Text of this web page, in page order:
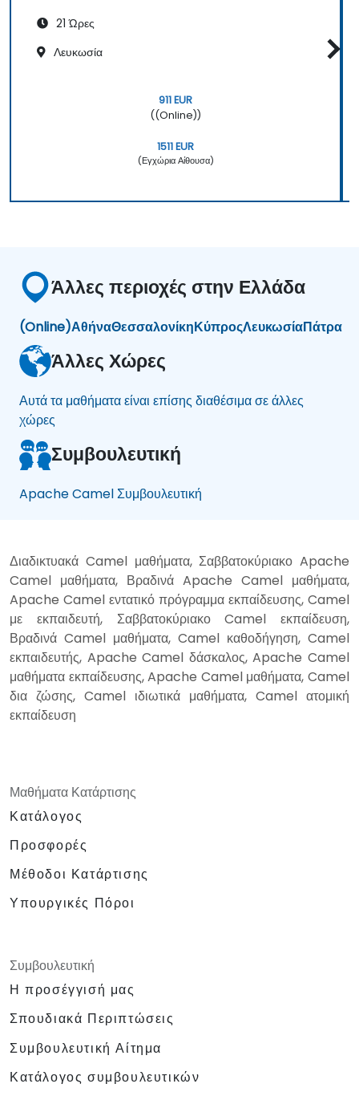
21 Ώρες
Λευκωσία
911 EUR
((Online))
1511 EUR
(Εγχώρια Αίθουσα)
Άλλες περιοχές στην Ελλάδα
(Online)ΑθήναΘεσσαλονίκηΚύπροςΛευκωσίαΠάτρα
Άλλες Χώρες
Αυτά τα μαθήματα είναι επίσης διαθέσιμα σε άλλες
χώρες
Συμβουλευτική
Apache Camel Συμβουλευτική
Διαδικτυακά Camel μαθήματα, Σαββατοκύριακο Apache
Camel μαθήματα, Βραδινά Apache Camel μαθήματα,
Apache Camel εντατικό πρόγραμμα εκπαίδευσης, Camel
με εκπαιδευτή, Σαββατοκύριακο Camel εκπαίδευση,
Βραδινά Camel μαθήματα, Camel καθοδήγηση, Camel
εκπαιδευτής, Apache Camel δάσκαλος, Apache Camel
μαθήματα εκπαίδευσης, Apache Camel μαθήματα, Camel
δια ζώσης, Camel ιδιωτικά μαθήματα, Camel ατομική
εκπαίδευση
Μαθήματα Κατάρτισης
Κατάλογος
Προσφορές
Μέθοδοι Κατάρτισης
Υπουργικές Πόροι
Συμβουλευτική
Η προσέγγισή μας
Σπουδιακά Περιπτώσεις
Συμβουλευτική Αίτημα
Κατάλογος συμβουλευτικών